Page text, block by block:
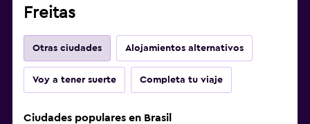
Freitas
Otras ciudades Alojamientos alternativos
Voy a tener suerte Completa tu viaje
Ciudades populares en Brasil